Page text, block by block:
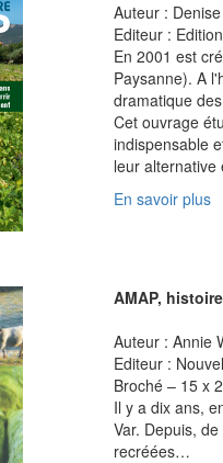
Auteur :
Editeur :
En 2001 est
Paysanne). A
dramatique
Cet ouvrage
indispensable
leur alternative
En savoir plus
AMAP,
Auteur : Annie
Editeur :
Broché – 15 x
Il y a dix ans,
Var. Depuis,
recréées…